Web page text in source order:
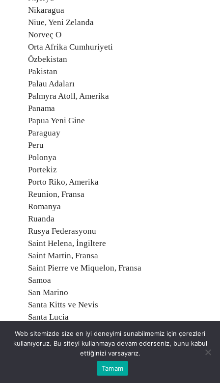
Nikaragua
Niue, Yeni Zelanda
Norveç O
Orta Afrika Cumhuriyeti
Özbekistan
Pakistan
Palau Adaları
Palmyra Atoll, Amerika
Panama
Papua Yeni Gine
Paraguay
Peru
Polonya
Portekiz
Porto Riko, Amerika
Reunion, Fransa
Romanya
Ruanda
Rusya Federasyonu
Saint Helena, İngiltere
Saint Martin, Fransa
Saint Pierre ve Miquelon, Fransa
Samoa
San Marino
Santa Kitts ve Nevis
Santa Lucia
Santa Vincent ve Grenadinler
Sao Tome ve Principe
Web sitemizde size en iyi deneyimi sunabilmemiz için çerezleri
kullanıyoruz. Bu siteyi kullanmaya devam ederseniz, bunu kabul
ettiğinizi varsayarız.
Tamam